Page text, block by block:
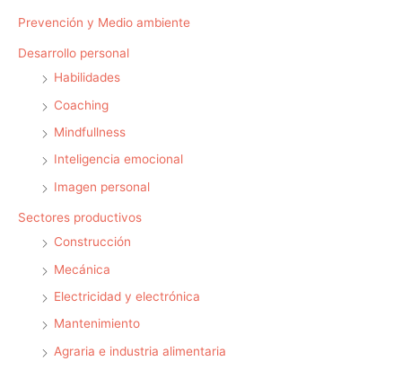
Prevención y Medio ambiente
Desarrollo personal
Habilidades
Coaching
Mindfullness
Inteligencia emocional
Imagen personal
Sectores productivos
Construcción
Mecánica
Electricidad y electrónica
Mantenimiento
Agraria e industria alimentaria